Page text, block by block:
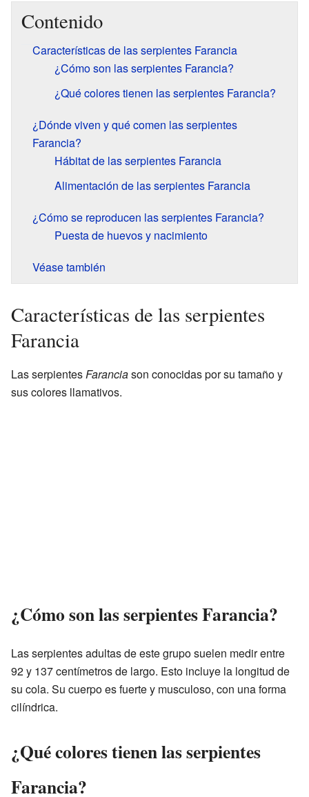
Contenido
Características de las serpientes Farancia
¿Cómo son las serpientes Farancia?
¿Qué colores tienen las serpientes Farancia?
¿Dónde viven y qué comen las serpientes
Farancia?
Hábitat de las serpientes Farancia
Alimentación de las serpientes Farancia
¿Cómo se reproducen las serpientes Farancia?
Puesta de huevos y nacimiento
Véase también
Características de las serpientes
Farancia
Las serpientesFaranciason conocidas por su tamaño y
sus colores llamativos.
¿Cómo son las serpientes Farancia?
Las serpientes adultas de este grupo suelen medir entre
92 y 137 centímetros de largo. Esto incluye la longitud de
su cola. Su cuerpo es fuerte y musculoso, con una forma
cilíndrica.
¿Qué colores tienen las serpientes
Farancia?